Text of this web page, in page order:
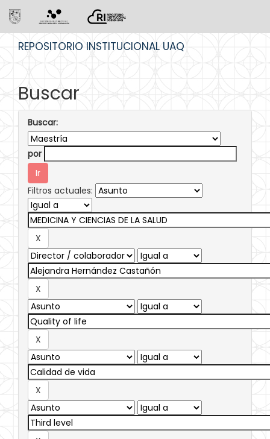
REPOSITORIO INSTITUCIONAL UAQ
Buscar
Buscar:
por
Filtros actuales: